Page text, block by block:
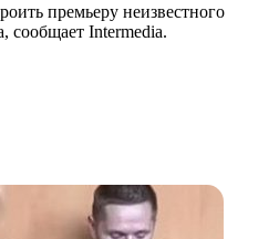
премьеру неизвестного
сообщает Intermedia.